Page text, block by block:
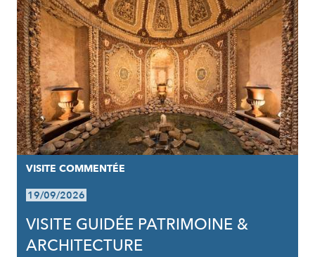
VISITE COMMENTÉE
19/09/2026
VISITE GUIDÉE PATRIMOINE &
ARCHITECTURE